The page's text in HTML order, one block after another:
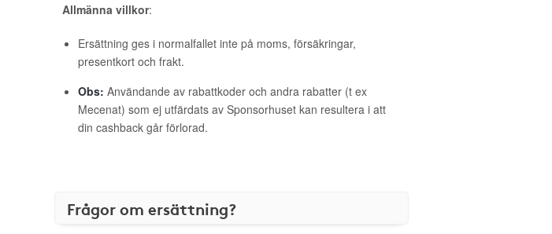
Allmänna villkor:
Ersättning ges i normalfallet inte på moms, försäkringar,
presentkort och frakt.
Obs: Användande av rabattkoder och andra rabatter (t ex
Mecenat) som ej utfärdats av Sponsorhuset kan resultera i att
din cashback går förlorad.
Frågor om ersättning?